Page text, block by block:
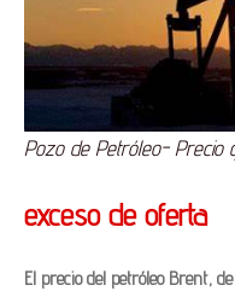
Pozo de Petróleo- Precio
exceso de oferta
El precio del petróleo Brent,